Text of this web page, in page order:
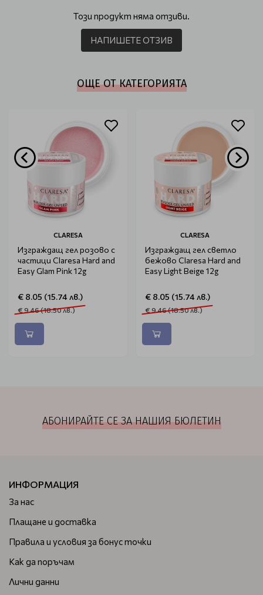
Този продукт няма отзиви.
НАПИШЕТЕ ОТЗИВ
ОЩЕ ОТ КАТЕГОРИЯТА
CLARESA
Изграждащ гел розово с
частици Claresa Hard and
Easy Glam Pink 12g
€ 8.05 (15.74 лв.)
€ 9.46 (18.50 лв.)
CLARESA
Изграждащ гел светло
бежово Claresa Hard and
Easy Light Beige 12g
€ 8.05 (15.74 лв.)
€ 9.46 (18.50 лв.)
АБОНИРАЙТЕ СЕ ЗА НАШИЯ БЮЛЕТИН
ИНФОРМАЦИЯ
За нас
Плащане и доставка
Правила и условия за бонус точки
Как да поръчам
Лични данни